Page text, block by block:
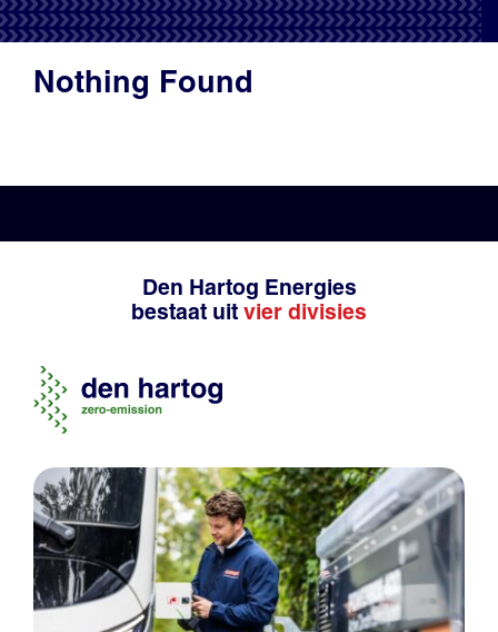
Productadvies
Nothing Found
Den Hartog Energies
bestaat uit vier divisies